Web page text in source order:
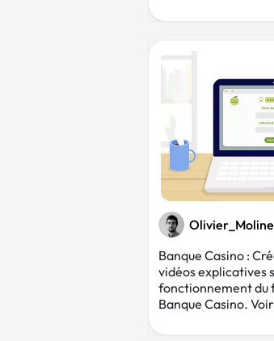
Banque Casino :
vidéos explicatives
fonctionnement du
Banque Casino.